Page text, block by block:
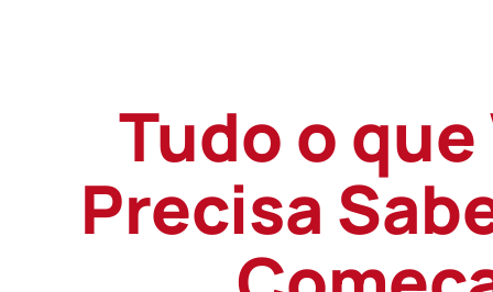
Tudo o
Precisa